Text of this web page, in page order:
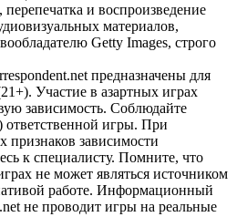
и воспроизведение
материалов,
Getty Images, строго
предназначены для
Участие в азартных играх
зависимость. Соблюдайте
игры. При
признаков зависимости
к специалисту. Помните, что
не может являться источником
работе. Информационный
не проводит игры на реальные